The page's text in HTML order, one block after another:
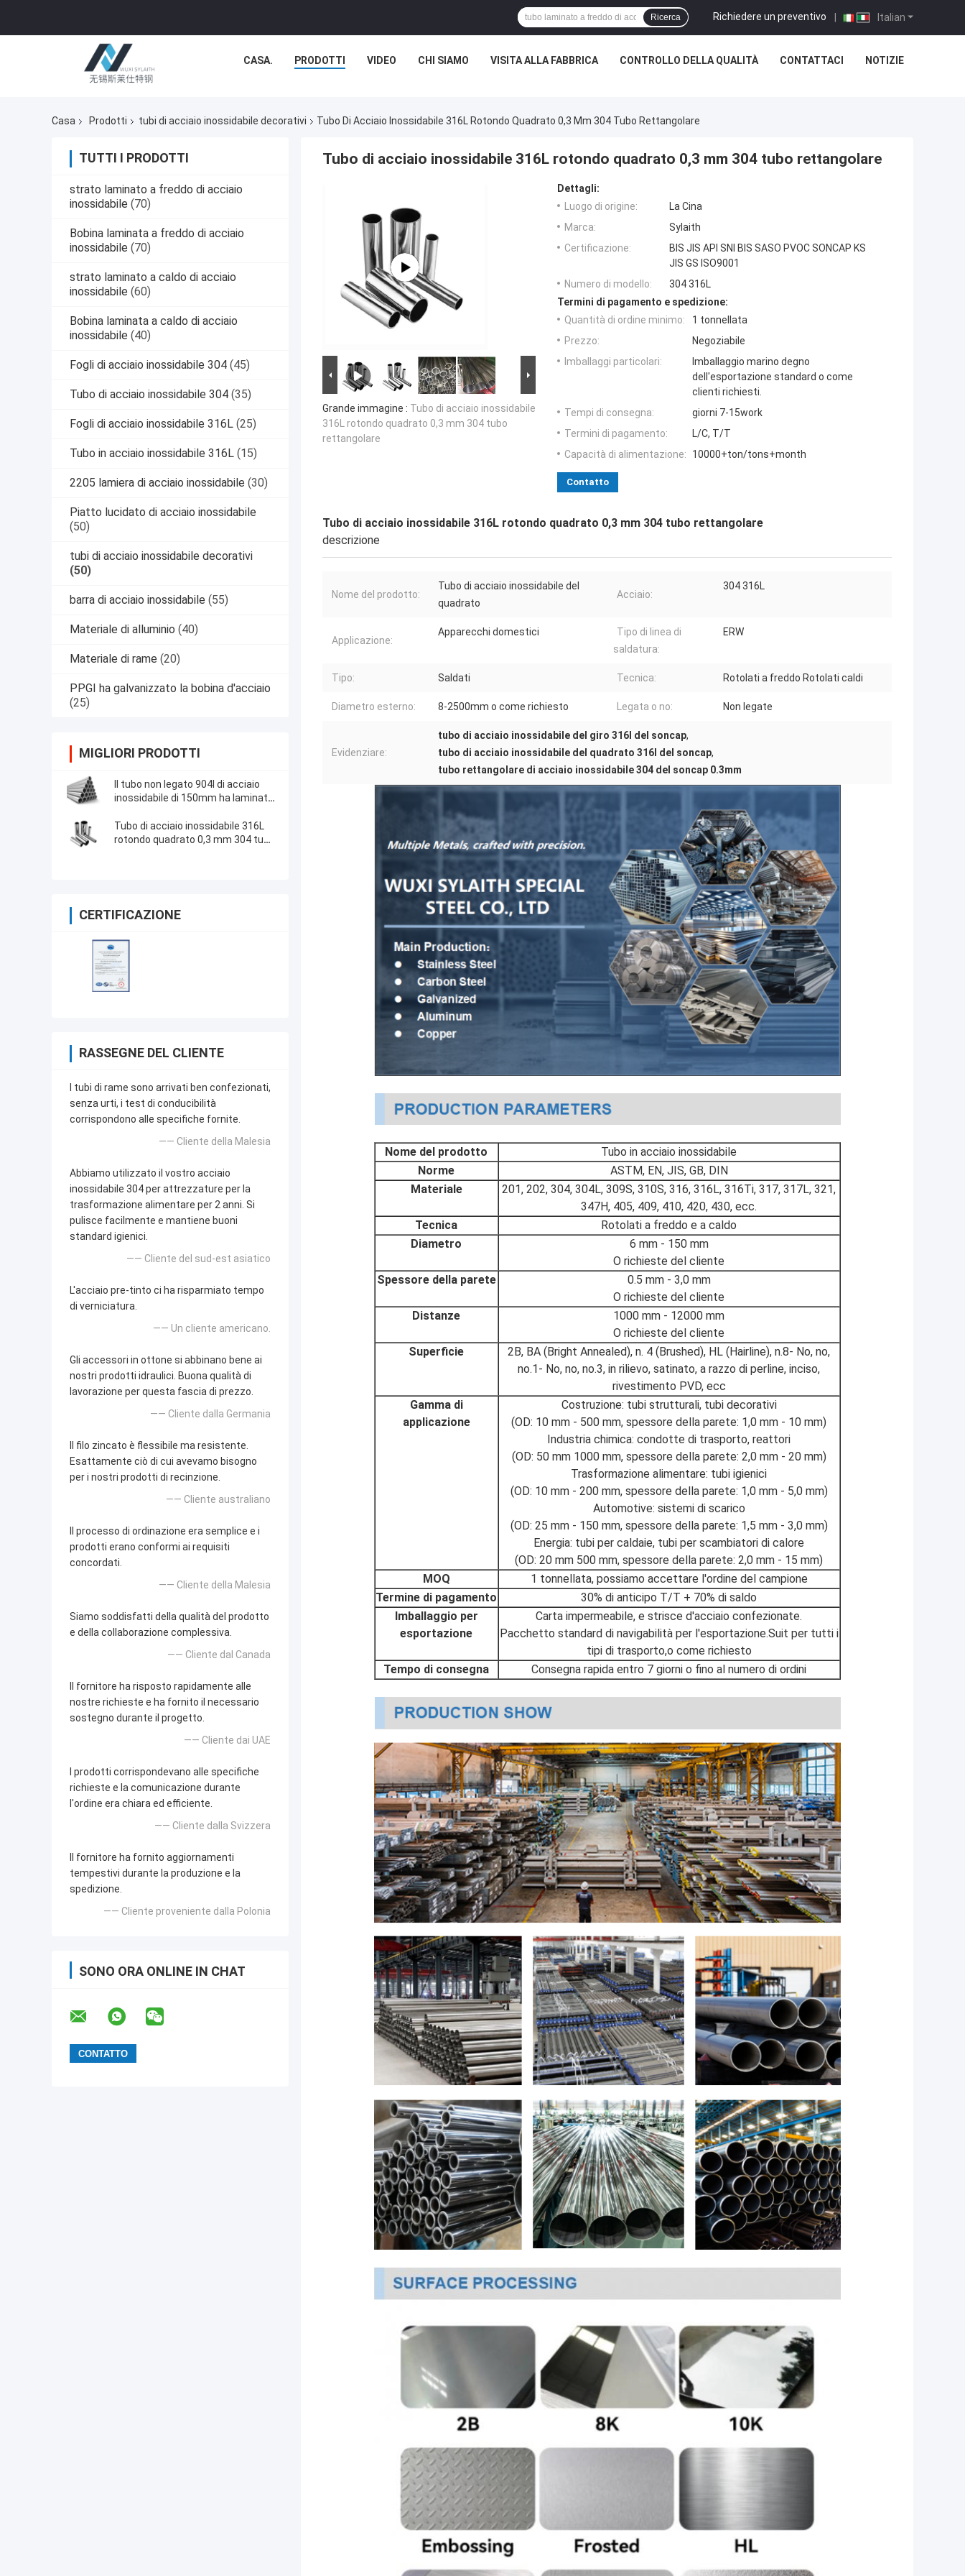
Italian
Richiedere un preventivo |
Ricerca
CASA. PRODOTTI VIDEO CHI SIAMO VISITA ALLA FABBRICA CONTROLLO DELLA QUALITÀ CONTATTACI NOTIZIE
Casa Prodotti tubi di acciaio inossidabile decorativi Tubo Di Acciaio Inossidabile 316L Rotondo Quadrato 0,3 Mm 304 Tubo Rettangolare
TUTTI I PRODOTTI
strato laminato a freddo di acciaio
inossidabile (70)
Bobina laminata a freddo di acciaio
inossidabile (70)
strato laminato a caldo di acciaio
inossidabile (60)
Bobina laminata a caldo di acciaio
inossidabile (40)
Fogli di acciaio inossidabile 304 (45)
Tubo di acciaio inossidabile 304 (35)
Fogli di acciaio inossidabile 316L (25)
Tubo in acciaio inossidabile 316L (15)
2205 lamiera di acciaio inossidabile (30)
Piatto lucidato di acciaio inossidabile
(50)
tubi di acciaio inossidabile decorativi
(50)
barra di acciaio inossidabile (55)
Materiale di alluminio (40)
Materiale di rame (20)
PPGI ha galvanizzato la bobina d'acciaio
(25)
MIGLIORI PRODOTTI
Il tubo non legato 904l di acciaio
inossidabile di 150mm ha laminato
industria alimentare
Tubo di acciaio inossidabile 316L
rotondo quadrato 0,3 mm 304 tubo
CERTIFICAZIONE
RASSEGNE DEL CLIENTE
I tubi di rame sono arrivati ben confezionati,
senza urti, i test di conducibilità
corrispondono alle specifiche fornite.
—— Cliente della Malesia
Abbiamo utilizzato il vostro acciaio
inossidabile 304 per attrezzature per la
trasformazione alimentare per 2 anni. Si
pulisce facilmente e mantiene buoni
standard igienici.
—— Cliente del sud-est asiatico
L'acciaio pre-tinto ci ha risparmiato tempo
di verniciatura.
—— Un cliente americano.
Gli accessori in ottone si abbinano bene ai
nostri prodotti idraulici. Buona qualità di
lavorazione per questa fascia di prezzo.
—— Cliente dalla Germania
Il filo zincato è flessibile ma resistente.
Esattamente ciò di cui avevamo bisogno
per i nostri prodotti di recinzione.
—— Cliente australiano
Il processo di ordinazione era semplice e i
prodotti erano conformi ai requisiti
concordati.
—— Cliente della Malesia
Siamo soddisfatti della qualità del prodotto
e della collaborazione complessiva.
—— Cliente dal Canada
Il fornitore ha risposto rapidamente alle
nostre richieste e ha fornito il necessario
sostegno durante il progetto.
—— Cliente dai UAE
I prodotti corrispondevano alle specifiche
richieste e la comunicazione durante
l'ordine era chiara ed efficiente.
—— Cliente dalla Svizzera
Il fornitore ha fornito aggiornamenti
tempestivi durante la produzione e la
spedizione.
—— Cliente proveniente dalla Polonia
SONO ORA ONLINE IN CHAT
Tubo di acciaio inossidabile 316L rotondo quadrato 0,3 mm 304 tubo rettangolare
Grande immagine : Tubo di acciaio inossidabile
316L rotondo quadrato 0,3 mm 304 tubo
rettangolare
Dettagli:
Luogo di origine:
La Cina
Marca:
Sylaith
Certificazione:
BIS JIS API SNI BIS SASO PVOC SONCAP KS
JIS GS ISO9001
Numero di modello:
304 316L
Termini di pagamento e spedizione:
Quantità di ordine minimo:
1 tonnellata
Prezzo:
Negoziabile
Imballaggi particolari:
Imballaggio marino degno
dell'esportazione standard o come
clienti richiesti.
Tempi di consegna:
giorni 7-15work
Termini di pagamento:
L/C, T/T
Capacità di alimentazione:
10000+ton/tons+month
Contatto
Tubo di acciaio inossidabile 316L rotondo quadrato 0,3 mm 304 tubo rettangolare
descrizione
Nome del prodotto:
Tubo di acciaio inossidabile del
quadrato
Acciaio:
304 316L
Applicazione:
Apparecchi domestici
Tipo di linea di
saldatura:
ERW
Tipo: Saldati Tecnica: Rotolati a freddo Rotolati caldi
Diametro esterno: 8-2500mm o come richiesto Legata o no: Non legate
Evidenziare:
tubo di acciaio inossidabile del giro 316l del soncap,
tubo di acciaio inossidabile del quadrato 316l del soncap,
tubo rettangolare di acciaio inossidabile 304 del soncap 0.3mm
Nome del prodotto
Tubo in acciaio inossidabile
Norme
ASTM, EN, JIS, GB, DIN
Materiale
201, 202, 304, 304L, 309S, 310S, 316, 316L, 316Ti, 317, 317L, 321,
347H, 405, 409, 410, 420, 430, ecc.
Tecnica
Rotolati a freddo e a caldo
Diametro
6 mm - 150 mm
O richieste del cliente
Spessore della parete
0.5 mm - 3,0 mm
O richieste del cliente
Distanze
1000 mm - 12000 mm
O richieste del cliente
Superficie
2B, BA (Bright Annealed), n. 4 (Brushed), HL (Hairline), n.8- No, no,
no.1- No, no, no.3, in rilievo, satinato, a razzo di perline, inciso,
rivestimento PVD, ecc
Gamma di
applicazione
Costruzione: tubi strutturali, tubi decorativi
(OD: 10 mm - 500 mm, spessore della parete: 1,0 mm - 10 mm)
Industria chimica: condotte di trasporto, reattori
(OD: 50 mm 1000 mm, spessore della parete: 2,0 mm - 20 mm)
Trasformazione alimentare: tubi igienici
(OD: 10 mm - 200 mm, spessore della parete: 1,0 mm - 5,0 mm)
Automotive: sistemi di scarico
(OD: 25 mm - 150 mm, spessore della parete: 1,5 mm - 3,0 mm)
Energia: tubi per caldaie, tubi per scambiatori di calore
(OD: 20 mm 500 mm, spessore della parete: 2,0 mm - 15 mm)
MOQ
1 tonnellata, possiamo accettare l'ordine del campione
Termine di pagamento
30% di anticipo T/T + 70% di saldo
Imballaggio per
esportazione
Carta impermeabile, e strisce d'acciaio confezionate.
Pacchetto standard di navigabilità per l'esportazione.Suit per tutti i
tipi di trasporto,o come richiesto
Tempo di consegna
Consegna rapida entro 7 giorni o fino al numero di ordini